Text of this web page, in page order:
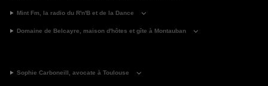
Mint Fm, la radio du R'n'B et de la Dance
Domaine de Belcayre, maison d'hôtes et gîte à Montauban
Sophie Carboneill, avocate à Toulouse